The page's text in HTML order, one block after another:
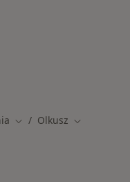
Zmień miasto
Olkusz Zmień miasto